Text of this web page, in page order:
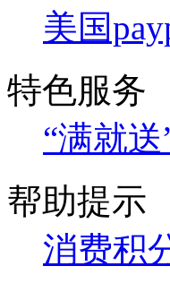
美国
特色服务
“满就
帮助提示
消费积